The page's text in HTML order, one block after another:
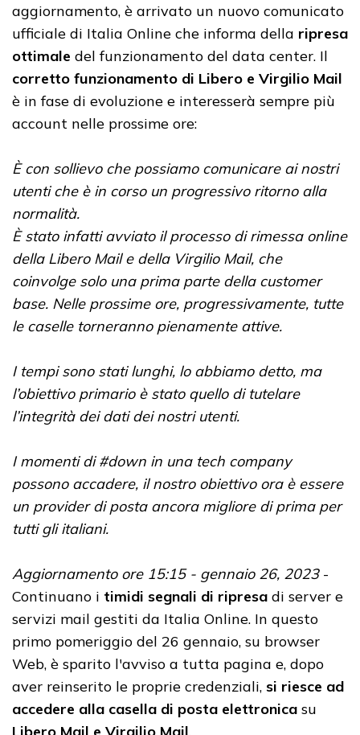
aggiornamento, è arrivato un nuovo comunicato
ufficiale di Italia Online che informa della ripresa
ottimale del funzionamento del data center. Il
corretto funzionamento di Libero e Virgilio Mail
è in fase di evoluzione e interesserà sempre più
account nelle prossime ore:
È con sollievo che possiamo comunicare ai nostri
utenti che è in corso un progressivo ritorno alla
normalità.
È stato infatti avviato il processo di rimessa online
della Libero Mail e della Virgilio Mail, che
coinvolge solo una prima parte della customer
base. Nelle prossime ore, progressivamente, tutte
le caselle torneranno pienamente attive.
I tempi sono stati lunghi, lo abbiamo detto, ma
l’obiettivo primario è stato quello di tutelare
l’integrità dei dati dei nostri utenti.
I momenti di #down in una tech company
possono accadere, il nostro obiettivo ora è essere
un provider di posta ancora migliore di prima per
tutti gli italiani.
Aggiornamento ore 15:15 - gennaio 26, 2023-
Continuano i timidi segnali di ripresa di server e
servizi mail gestiti da Italia Online. In questo
primo pomeriggio del 26 gennaio, su browser
Web, è sparito l'avviso a tutta pagina e, dopo
aver reinserito le proprie credenziali, si riesce ad
accedere alla casella di posta elettronica su
Libero Mail e Virgilio Mail.